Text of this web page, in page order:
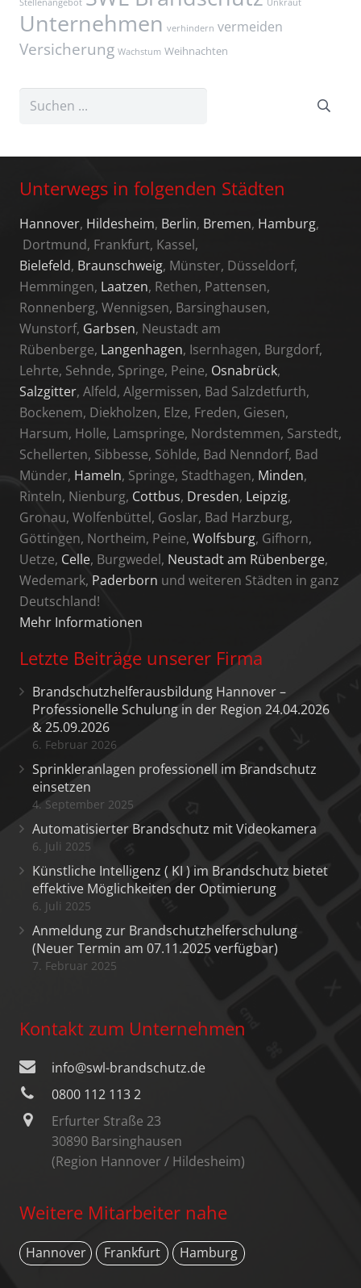
Stellenangebot Unkraut
Unternehmen verhindern vermeiden
Versicherung Wachstum Weihnachten
Unterwegs in folgenden Städten
Hannover, Hildesheim, Berlin, Bremen, Hamburg,
Dortmund, Frankfurt, Kassel,
Bielefeld, Braunschweig, Münster, Düsseldorf,
Hemmingen, Laatzen, Rethen, Pattensen,
Ronnenberg, Wennigsen, Barsinghausen,
Wunstorf, Garbsen, Neustadt am
Rübenberge, Langenhagen, Isernhagen, Burgdorf,
Lehrte, Sehnde, Springe, Peine, Osnabrück,
Salzgitter, Alfeld, Algermissen, Bad Salzdetfurth,
Bockenem, Diekholzen, Elze, Freden, Giesen,
Harsum, Holle, Lamspringe, Nordstemmen, Sarstedt,
Schellerten, Sibbesse, Söhlde, Bad Nenndorf, Bad
Münder, Hameln, Springe, Stadthagen, Minden,
Rinteln, Nienburg, Cottbus, Dresden, Leipzig,
Gronau, Wolfenbüttel, Goslar, Bad Harzburg,
Göttingen, Northeim, Peine, Wolfsburg, Gifhorn,
Uetze, Celle, Burgwedel, Neustadt am Rübenberge,
Wedemark, Paderborn und weiteren Städten in ganz
Deutschland!
Mehr Informationen
Letzte Beiträge unserer Firma
Brandschutzhelferausbildung Hannover –
Professionelle Schulung in der Region 24.04.2026
& 25.09.2026
6. Februar 2026
Sprinkleranlagen professionell im Brandschutz
einsetzen
4. September 2025
Automatisierter Brandschutz mit Videokamera
6. Juli 2025
Künstliche Intelligenz ( KI ) im Brandschutz bietet
effektive Möglichkeiten der Optimierung
6. Juli 2025
Anmeldung zur Brandschutzhelferschulung
(Neuer Termin am 07.11.2025 verfügbar)
7. Februar 2025
Kontakt zum Unternehmen
info@swl-brandschutz.de
0800 112 113 2
Erfurter Straße 23
30890 Barsinghausen
(Region Hannover / Hildesheim)
Weitere Mitarbeiter nahe
Hannover Frankfurt Hamburg